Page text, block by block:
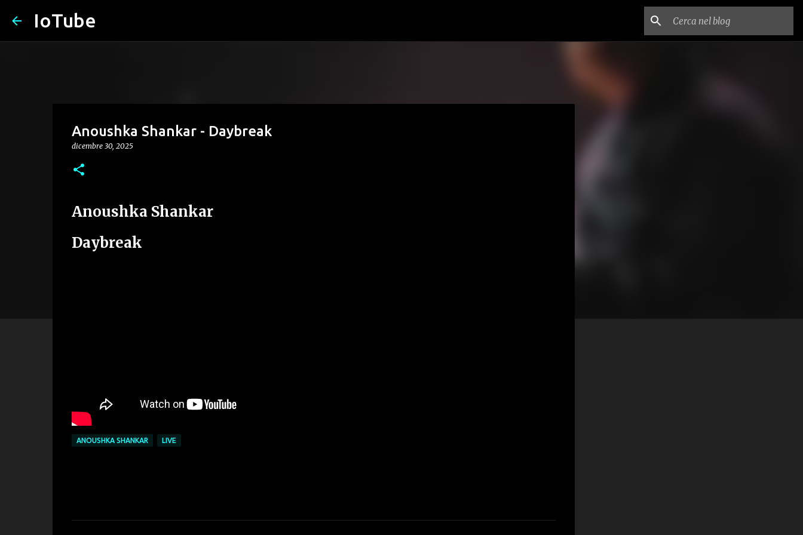
IoTube
Anoushka Shankar - Daybreak
dicembre 30, 2025
Anoushka Shankar
Daybreak
ANOUSHKA SHANKAR LIVE